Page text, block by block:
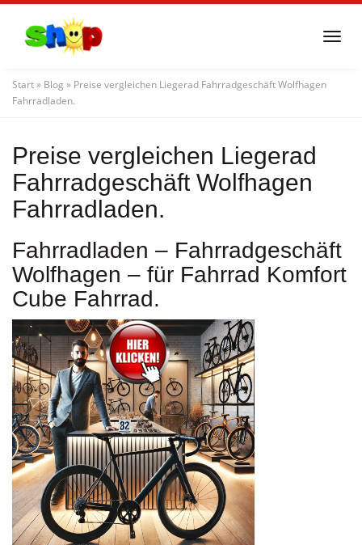
content
Start» Blog » Preise vergleichen Liegerad Fahrradgeschäft Wolfhagen
Fahrradladen.
Preise vergleichen Liegerad
Fahrradgeschäft Wolfhagen
Fahrradladen.
Fahrradladen – Fahrradgeschäft
Wolfhagen – für Fahrrad Komfort
Cube Fahrrad.